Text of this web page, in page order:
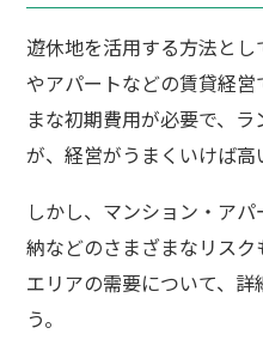
遊休地を活用する方法と
やアパートなどの賃貸経
まな初期費用が必要で、
が、経営がうまくいけば高
しかし、マンション・ア
納などのさまざまなリス
エリアの需要について、
う。